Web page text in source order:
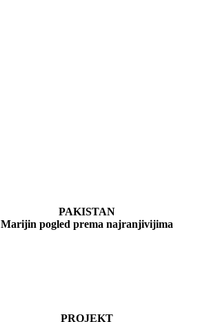
PAKISTAN
Marijin pogled prema najranjivijima
PROJEKT